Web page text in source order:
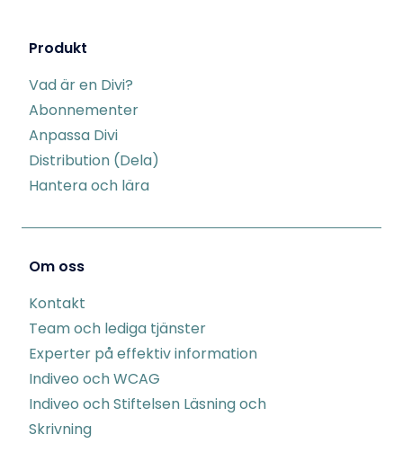
Produkt
Vad är en Divi?
Abonnementer
Anpassa Divi
Distribution (Dela)
Hantera och lära
Om oss
Kontakt
Team och lediga tjänster
Experter på effektiv information
Indiveo och WCAG
Indiveo och Stiftelsen Läsning och
Skrivning